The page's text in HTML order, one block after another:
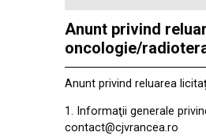
Anunt privind
oncologie/
Anunt privind reluarea
1. Informaţii generale
contact@cjvrancea.ro